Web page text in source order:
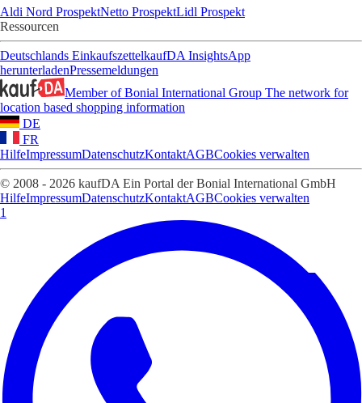
Aldi Nord ProspektNetto ProspektLidl Prospekt
Ressourcen
Deutschlands EinkaufszettelkaufDA InsightsApp
herunterladenPressemeldungen
Member of Bonial International Group The network for
location based shopping information
DE
FR
HilfeImpressumDatenschutzKontaktAGBCookies verwalten
© 2008 - 2026 kaufDA Ein Portal der Bonial International GmbH
HilfeImpressumDatenschutzKontaktAGBCookies verwalten
1